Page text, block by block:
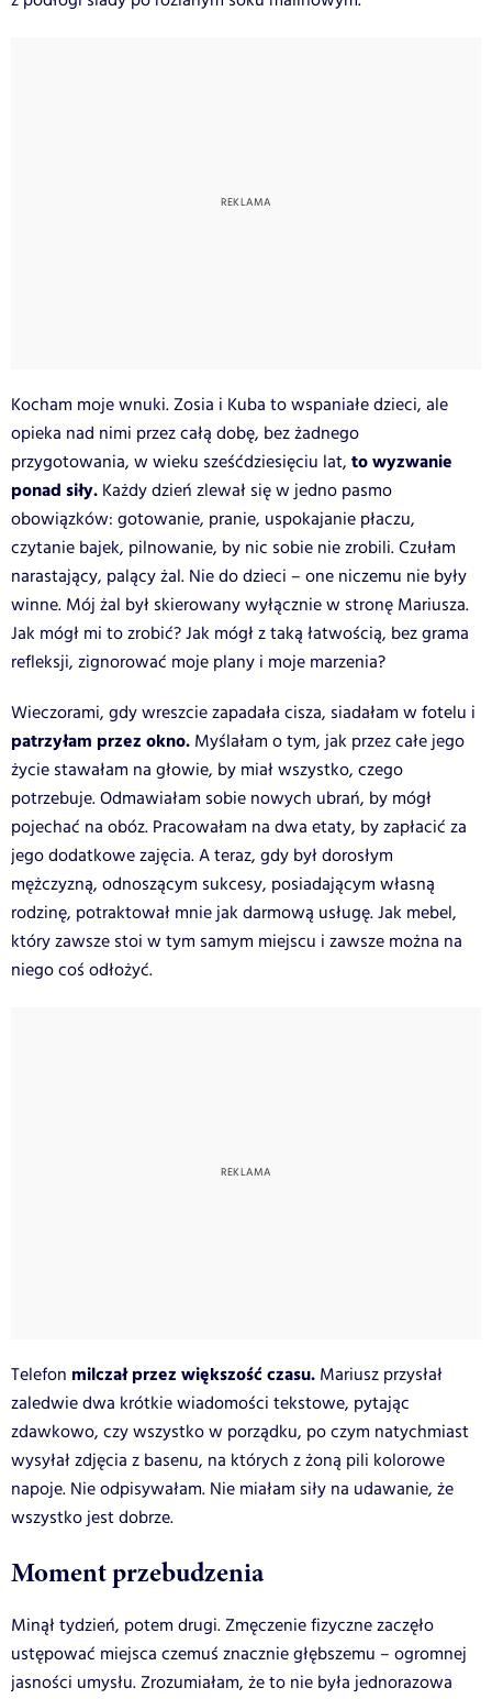
Kocham moje wnuki. Zosia i Kuba to wspaniałe dzieci, ale
opieka nad nimi przez całą dobę, bez żadnego
przygotowania, w wieku sześćdziesięciu lat, to wyzwanie
ponad siły. Każdy dzień zlewał się w jedno pasmo
obowiązków: gotowanie, pranie, uspokajanie płaczu,
czytanie bajek, pilnowanie, by nic sobie nie zrobili. Czułam
narastający, palący żal. Nie do dzieci – one niczemu nie były
winne. Mój żal był skierowany wyłącznie w stronę Mariusza.
Jak mógł mi to zrobić? Jak mógł z taką łatwością, bez grama
refleksji, zignorować moje plany i moje marzenia?
Wieczorami, gdy wreszcie zapadała cisza, siadałam w fotelu i
patrzyłam przez okno. Myślałam o tym, jak przez całe jego
życie stawałam na głowie, by miał wszystko, czego
potrzebuje. Odmawiałam sobie nowych ubrań, by mógł
pojechać na obóz. Pracowałam na dwa etaty, by zapłacić za
jego dodatkowe zajęcia. A teraz, gdy był dorosłym
mężczyzną, odnoszącym sukcesy, posiadającym własną
rodzinę, potraktował mnie jak darmową usługę. Jak mebel,
który zawsze stoi w tym samym miejscu i zawsze można na
niego coś odłożyć.
Telefon milczał przez większość czasu. Mariusz przysłał
zaledwie dwa krótkie wiadomości tekstowe, pytając
zdawkowo, czy wszystko w porządku, po czym natychmiast
wysyłał zdjęcia z basenu, na których z żoną pili kolorowe
napoje. Nie odpisywałam. Nie miałam siły na udawanie, że
wszystko jest dobrze.
Moment przebudzenia
Minął tydzień, potem drugi. Zmęczenie fizyczne zaczęło
ustępować miejsca czemuś znacznie głębszemu – ogromnej
jasności umysłu. Zrozumiałam, że to nie była jednorazowa